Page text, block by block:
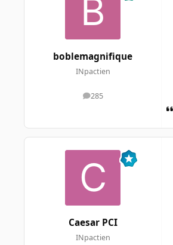
boblemagnifique
INpactien
285
messages
Caesar PCI
INpactien